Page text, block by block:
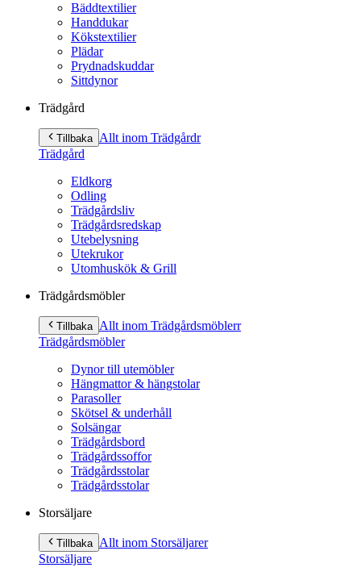
Bäddtextilier
Handdukar
Kökstextilier
Plädar
Prydnadskuddar
Sittdynor
Trädgård
Tillbaka Allt inom Trädgårdr
Trädgård
Eldkorg
Odling
Trädgårdsliv
Trädgårdsredskap
Utebelysning
Utekrukor
Utomhuskök & Grill
Trädgårdsmöbler
Tillbaka Allt inom Trädgårdsmöblerr
Trädgårdsmöbler
Dynor till utemöbler
Hängmattor & hängstolar
Parasoller
Skötsel & underhåll
Solsängar
Trädgårdsbord
Trädgårdssoffor
Trädgårdsstolar
Trädgårdsstolar
Storsäljare
Tillbaka Allt inom Storsäljarer
Storsäljare